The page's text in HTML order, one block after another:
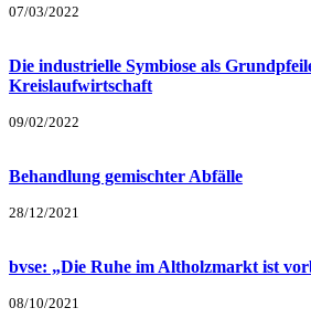
07/03/2022
Die industrielle Symbiose als
Kreislaufwirtschaft
09/02/2022
Behandlung gemischter Abfälle
28/12/2021
bvse: „Die Ruhe im Altholzmarkt ist
08/10/2021